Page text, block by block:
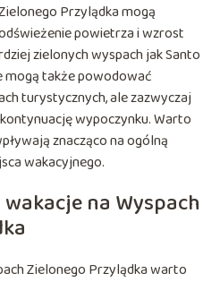
Przylądka mogą
powietrza i wzrost
zielonych wyspach jak Santo
mogą także powodować
turystycznych, ale zazwyczaj
wypoczynku. Warto
znacząco na ogólną
wakacyjnego.
na Wyspach
Zielonego Przylądka warto